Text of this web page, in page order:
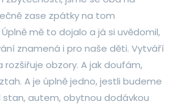
zase zpátky na tom
mě to dojalo a já si uvědomil,
znamená i pro naše děti. Vytváří
rozšiřuje obzory. A jak doufám,
A je úplně jedno, jestli budeme
stan, autem, obytnou dodávkou